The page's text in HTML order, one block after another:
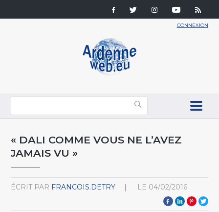
CONNEXION
« DALI COMME VOUS NE L’AVEZ
JAMAIS VU »
ÉCRIT PAR FRANCOIS.DETRY LE 04/02/2016